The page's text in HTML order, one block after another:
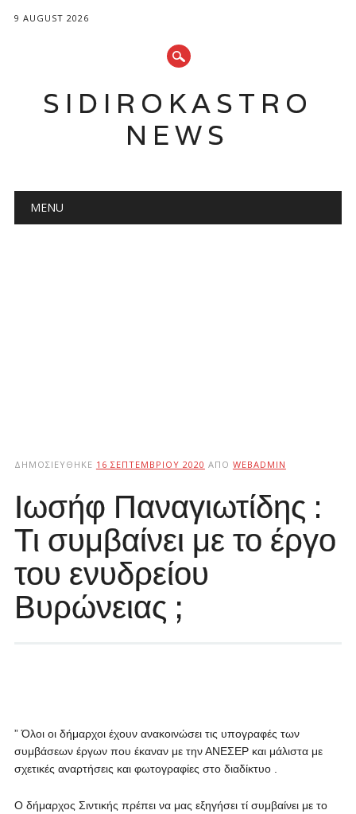
9 AUGUST 2026
SIDIROKASTRO
NEWS
Main menu
MENU
ΔΗΜΟΣΙΕΎΘΗΚΕ 16 ΣΕΠΤΕΜΒΡΊΟΥ 2020 ΑΠΌ WEBADMIN
Ιωσήφ Παναγιωτίδης :
Τι συμβαίνει με το έργο
του ενυδρείου
Βυρώνειας ;
” Όλοι οι δήμαρχοι έχουν ανακοινώσει τις υπογραφές των
συμβάσεων έργων που έκαναν με την ΑΝΕΣΕΡ και μάλιστα με
σχετικές αναρτήσεις και φωτογραφίες στο διαδίκτυο .
Ο δήμαρχος Σιντικής πρέπει να μας εξηγήσει τί συμβαίνει με το